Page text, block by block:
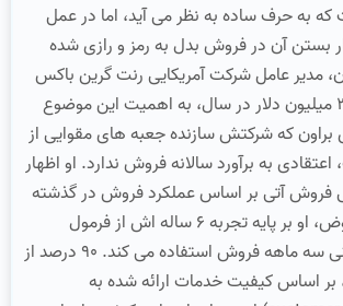
به حرف ساده به نظر می آید، اما در عمل
بستن آن در فروش بدل به رمز و رازی شده
مدیر عامل شرکت آمریکایی رنت گرین باکس
با فروش ناخالص 3 میلیون دلار در سال، به اهمیت این موضوع
که شرکتش سازنده جعبه های مقوایی از
اعتقادی به برآورد سالانه فروش ندارد. او اظهار
فروش آتی بر اساس عملکرد فروش در گذشته
اشتباه است. در عوض، او بر پایه تجربه 6 ساله اش از فرمول
خویش در پیش بینی سه ماهه فروش استفاده می کند. 90 درصد از
بر اساس کیفیت خدمات ارائه شده به